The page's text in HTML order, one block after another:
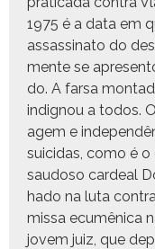
1975 é a data em
assas­si­na­to do
mente se
do. A farsa
indig­nou a todos.
agem e
sui­ci­das, como é
saudoso cardeal
hado na luta
mis­sa ecumêni­ca
jovem juiz, que